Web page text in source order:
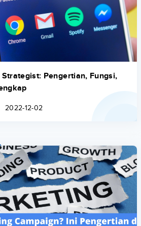
Pengertian, Fungsi,
2022-12-02